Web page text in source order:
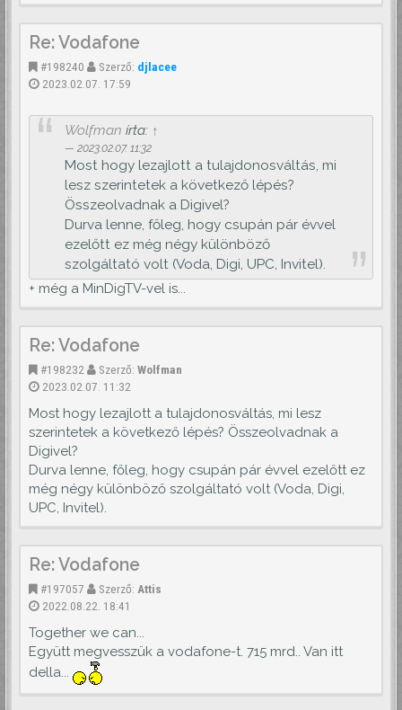
Re: Vodafone
#198240 Szerző: djlacee
2023.02.07. 17:59
Wolfman írta: ↑
2023.02.07. 11:32
Most hogy lezajlott a tulajdonosváltás, mi
lesz szerintetek a következő lépés?
Összeolvadnak a Digivel?
Durva lenne, főleg, hogy csupán pár évvel
ezelőtt ez még négy különböző
szolgáltató volt (Voda, Digi, UPC, Invitel).
+ még a MinDigTV-vel is...
Re: Vodafone
#198232 Szerző: Wolfman
2023.02.07. 11:32
Most hogy lezajlott a tulajdonosváltás, mi lesz
szerintetek a következő lépés? Összeolvadnak a
Digivel?
Durva lenne, főleg, hogy csupán pár évvel ezelőtt ez
még négy különböző szolgáltató volt (Voda, Digi,
UPC, Invitel).
Re: Vodafone
#197057 Szerző: Attis
2022.08.22. 18:41
Together we can...
Együtt megvesszük a vodafone-t. 715 mrd.. Van itt
della...